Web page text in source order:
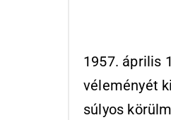
1957. április
véleményét
súlyos